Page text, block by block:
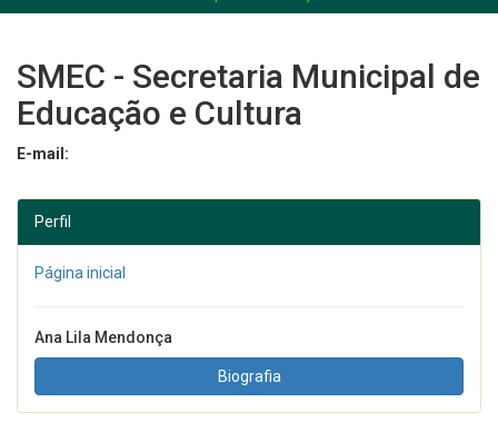
SMEC - Secretaria Municipal de
Educação e Cultura
E-mail:
Perfil
Página inicial
Ana Lila Mendonça
Biografia